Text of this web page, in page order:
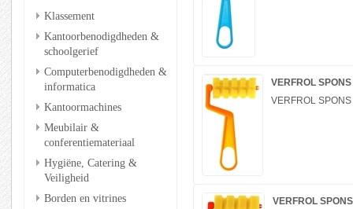
Klassement
Kantoorbenodigdheden &
schoolgerief
Computerbenodigdheden &
informatica
Kantoormachines
Meubilair &
conferentiemateriaal
Hygiëne, Catering &
Veiligheid
Borden en vitrines
VERFROL
VERFROL
VERFROL